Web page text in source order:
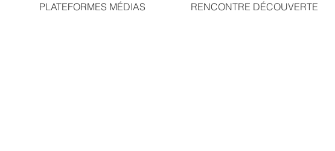
PLATEFORMES MÉDIAS RENCONTRE DÉCOUVERTE